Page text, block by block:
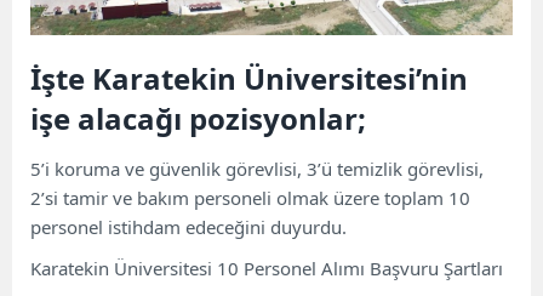
İşte Karatekin Üniversitesi’nin
işe alacağı pozisyonlar;
5’i koruma ve güvenlik görevlisi, 3’ü temizlik görevlisi,
2’si tamir ve bakım personeli olmak üzere toplam 10
personel istihdam edeceğini duyurdu.
Karatekin Üniversitesi 10 Personel Alımı Başvuru Şartları